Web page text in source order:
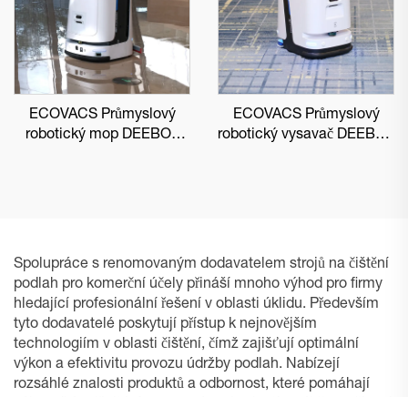
ECOVACS Průmyslový
robotický mop DEEBOT
ECOVACS Průmyslový
robotický vysavač DEEBOT
Spolupráce s renomovaným dodavatelem strojů na čištění
podlah pro komerční účely přináší mnoho výhod pro firmy
hledající profesionální řešení v oblasti úklidu. Především
tyto dodavatelé poskytují přístup k nejnovějším
technologiím v oblasti čištění, čímž zajišťují optimální
výkon a efektivitu provozu údržby podlah. Nabízejí
rozsáhlé znalosti produktů a odbornost, které pomáhají